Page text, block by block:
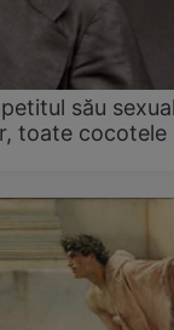
său
toate cocotele